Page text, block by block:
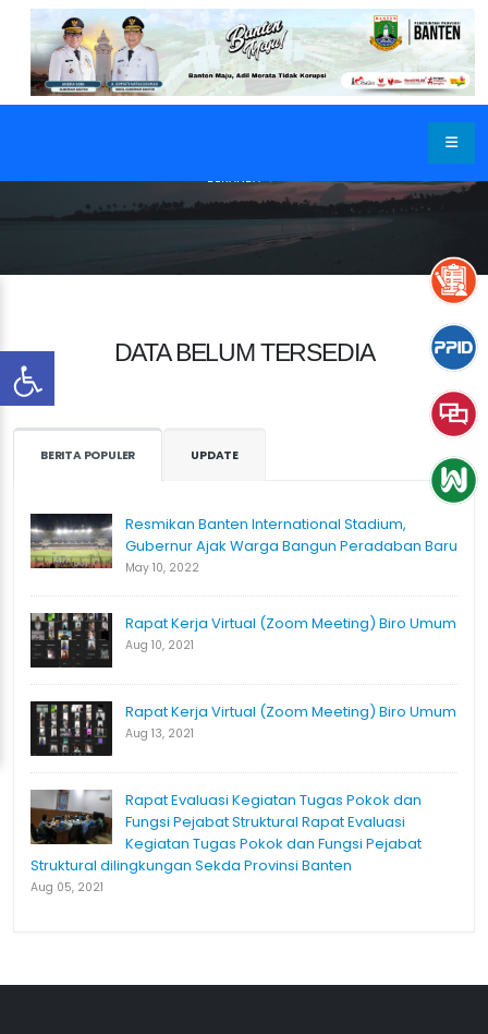
BERANDA
DATA BELUM TERSEDIA
BERITA POPULER UPDATE
Resmikan Banten International Stadium,
Gubernur Ajak Warga Bangun Peradaban Baru
May 10, 2022
Rapat Kerja Virtual (Zoom Meeting) Biro Umum
Aug 10, 2021
Rapat Kerja Virtual (Zoom Meeting) Biro Umum
Aug 13, 2021
Rapat Evaluasi Kegiatan Tugas Pokok dan
Fungsi Pejabat Struktural Rapat Evaluasi
Kegiatan Tugas Pokok dan Fungsi Pejabat
Struktural dilingkungan Sekda Provinsi Banten
Aug 05, 2021